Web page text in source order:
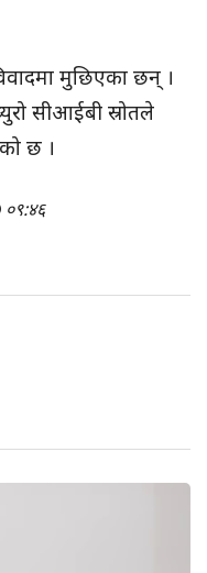
मुछिएका छन् ।
सीआईबी स्रोतले
छ ।
०९:४६